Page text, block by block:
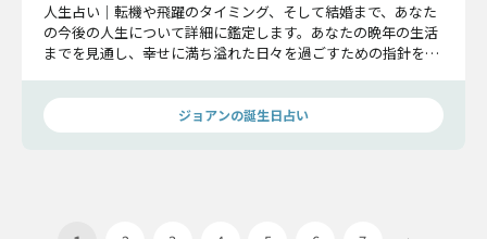
人生占い｜転機や飛躍のタイミング、そして結婚まで、あなた
の今後の人生について詳細に鑑定します。あなたの晩年の生活
までを見通し、幸せに満ち溢れた日々を過ごすための指針をお
ジョアンの誕生日占い